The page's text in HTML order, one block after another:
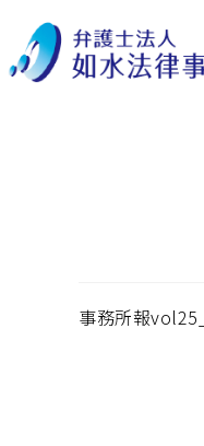
事務所報